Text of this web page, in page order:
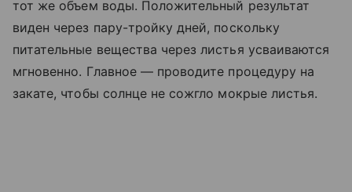
тот же объем воды. Положительный результат
виден через пару-тройку дней, поскольку
питательные вещества через листья усваиваются
мгновенно. Главное — проводите процедуру на
закате, чтобы солнце не сожгло мокрые листья.